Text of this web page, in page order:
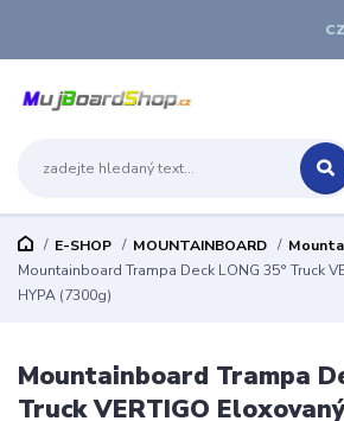
E-SHOP MOUNTAINBOARD
Mountainboard Trampa Deck LONG 35° Truck
HYPA (7300g)
Mountainboard Trampa
Truck VERTIGO